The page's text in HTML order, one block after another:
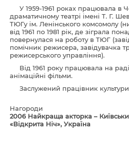
У 1959-1961 роках працювала в
драматичному театрі імені Т. Г.
ТЮГу ім. Ленінського комсомолу
від 1961 по 1981 рік, де зіграла
повернулася на роботу в ТЮГ
помічник режисера, завідувачка
режисерського управління).
Від 1961 року працювала на
анімаційні фільми.
Заслужений працівник
Нагороди
2006 Найкраща акторка –
«Відкрита Ніч», Україна